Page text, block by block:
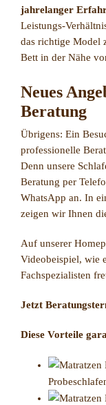
jahrelanger
Leistungs-
das richtige Model
Bett in der Nähe
Neues
Beratung
Übrigens: Ein
professionelle
Denn unsere
Beratung per
WhatsApp an. In
zeigen wir Ihnen
Auf unserer
Videobeispiel, wie
Fachspezialisten
Jetzt
Diese Vorteile